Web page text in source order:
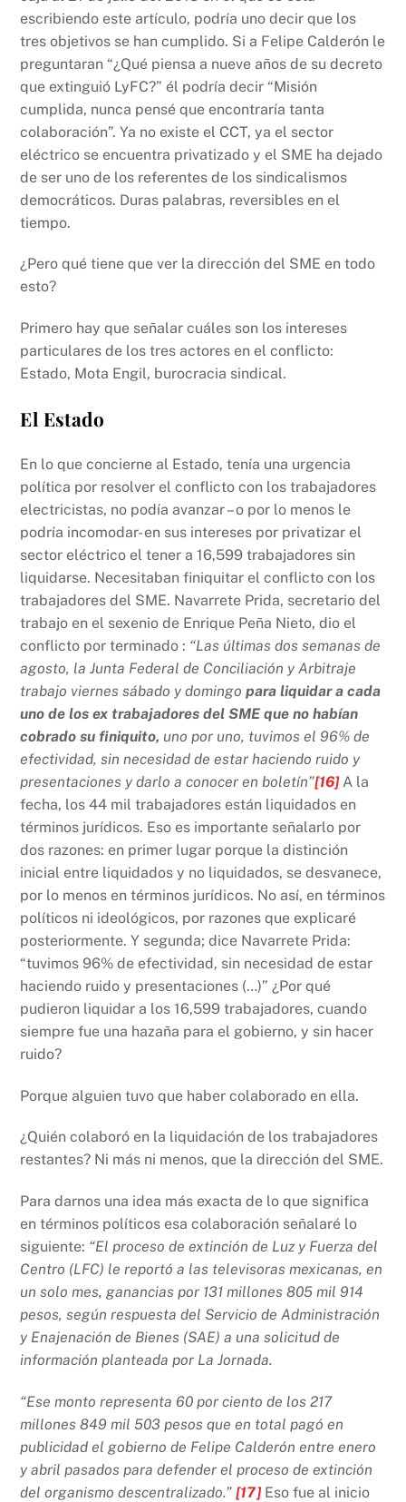
escribiendo este artículo, podría uno decir que los
tres objetivos se han cumplido. Si a Felipe Calderón le
preguntaran “¿Qué piensa a nueve años de su decreto
que extinguió LyFC?” él podría decir “Misión
cumplida, nunca pensé que encontraría tanta
colaboración”. Ya no existe el CCT, ya el sector
eléctrico se encuentra privatizado y el SME ha dejado
de ser uno de los referentes de los sindicalismos
democráticos. Duras palabras, reversibles en el
tiempo.
¿Pero qué tiene que ver la dirección del SME en todo
esto?
Primero hay que señalar cuáles son los intereses
particulares de los tres actores en el conflicto:
Estado, Mota Engil, burocracia sindical.
El Estado
En lo que concierne al Estado, tenía una urgencia
política por resolver el conflicto con los trabajadores
electricistas, no podía avanzar – o por lo menos le
podría incomodar- en sus intereses por privatizar el
sector eléctrico el tener a 16,599 trabajadores sin
liquidarse. Necesitaban finiquitar el conflicto con los
trabajadores del SME. Navarrete Prida, secretario del
trabajo en el sexenio de Enrique Peña Nieto, dio el
conflicto por terminado : “Las últimas dos semanas de
agosto, la Junta Federal de Conciliación y Arbitraje
trabajo viernes sábado y domingopara liquidar a cada
uno de los ex trabajadores del SME que no habían
cobrado su finiquito, uno por uno, tuvimos el 96% de
efectividad, sin necesidad de estar haciendo ruido y
presentaciones y darlo a conocer en boletín”[16] A la
fecha, los 44 mil trabajadores están liquidados en
términos jurídicos. Eso es importante señalarlo por
dos razones: en primer lugar porque la distinción
inicial entre liquidados y no liquidados, se desvanece,
por lo menos en términos jurídicos. No así, en términos
políticos ni ideológicos, por razones que explicaré
posteriormente. Y segunda; dice Navarrete Prida:
“tuvimos 96% de efectividad, sin necesidad de estar
haciendo ruido y presentaciones (…)” ¿Por qué
pudieron liquidar a los 16,599 trabajadores, cuando
siempre fue una hazaña para el gobierno, y sin hacer
ruido?
Porque alguien tuvo que haber colaborado en ella.
¿Quién colaboró en la liquidación de los trabajadores
restantes? Ni más ni menos, que la dirección del SME.
Para darnos una idea más exacta de lo que significa
en términos políticos esa colaboración señalaré lo
siguiente: “El proceso de extinción de Luz y Fuerza del
Centro (LFC) le reportó a las televisoras mexicanas, en
un solo mes, ganancias por 131 millones 805 mil 914
pesos, según respuesta del Servicio de Administración
y Enajenación de Bienes (SAE) a una solicitud de
información planteada por La Jornada.
“Ese monto representa 60 por ciento de los 217
millones 849 mil 503 pesos que en total pagó en
publicidad el gobierno de Felipe Calderón entre enero
y abril pasados para defender el proceso de extinción
del organismo descentralizado.”[17] Eso fue al inicio